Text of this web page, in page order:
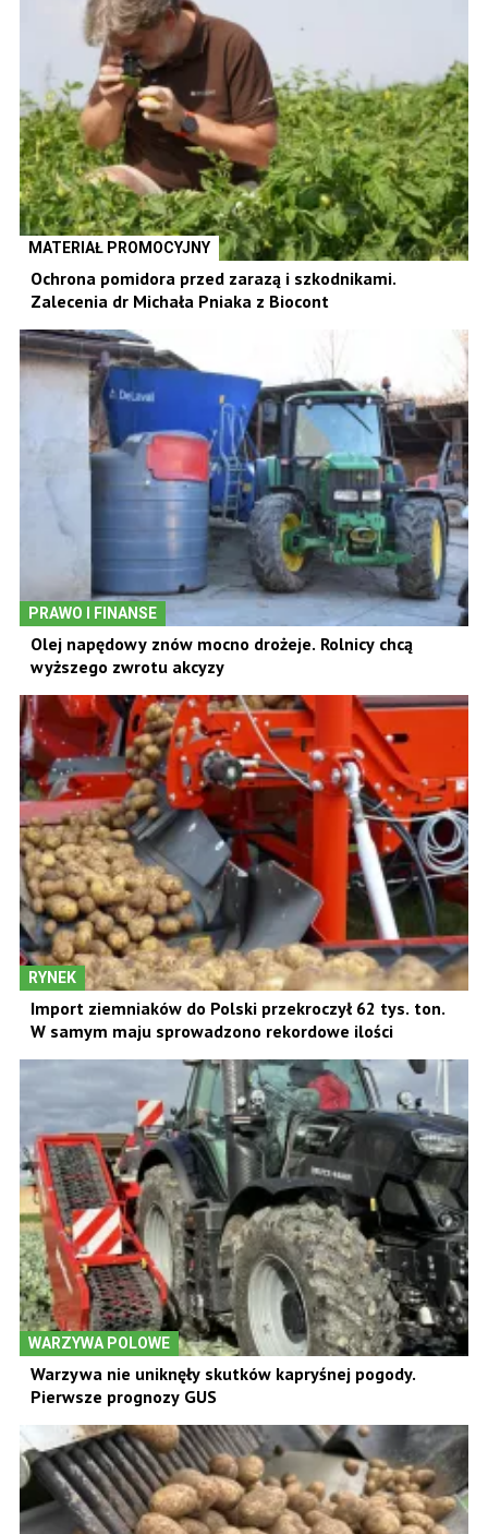
MATERIAŁ PROMOCYJNY
Ochrona pomidora przed zarazą i szkodnikami.
Zalecenia dr Michała Pniaka z Biocont
PRAWO I FINANSE
Olej napędowy znów mocno drożeje. Rolnicy chcą
wyższego zwrotu akcyzy
RYNEK
Import ziemniaków do Polski przekroczył 62 tys. ton.
W samym maju sprowadzono rekordowe ilości
WARZYWA POLOWE
Warzywa nie uniknęły skutków kapryśnej pogody.
Pierwsze prognozy GUS